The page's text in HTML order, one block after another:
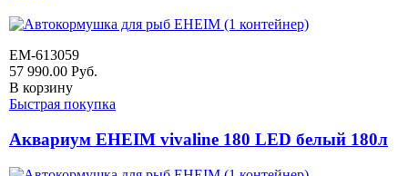
EM-613059
57 990.00 Руб.
В корзину
Быстрая покупка
Аквариум EHEIM vivaline 180 LED белый 180л